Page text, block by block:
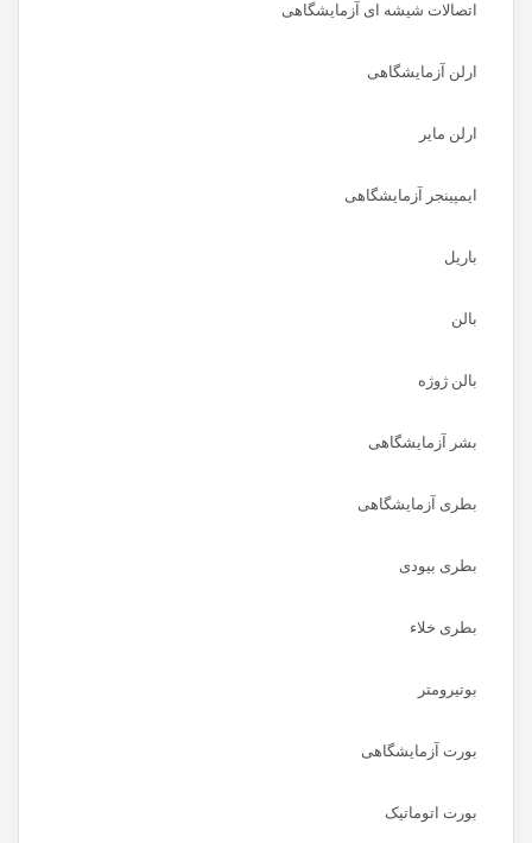
اتصالات شیشه ای آزمایشگاهی
ارلن آزمایشگاهی
ارلن مایر
ایمپینجر آزمایشگاهی
باریل
بالن
بالن ژوژه
بشر آزمایشگاهی
بطری آزمایشگاهی
بطری بیودی
بطری خلاء
بوتیرومتر
بورت آزمایشگاهی
بورت اتوماتیک